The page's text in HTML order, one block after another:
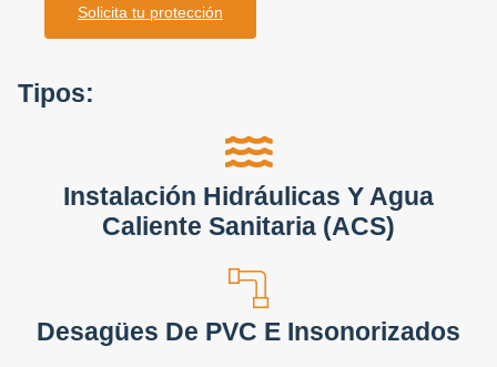
Solicita tu protección
Tipos:
Instalación Hidráulicas Y Agua
Caliente Sanitaria (ACS)
Desagües De PVC E Insonorizados